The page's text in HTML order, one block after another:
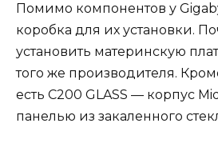
Помимо компонентов у
коробка для их установки.
установить материнскую
того же производителя.
есть C200 GLASS — корпус
панелью из закаленного